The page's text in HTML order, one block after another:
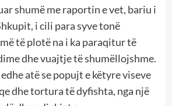
shumë me raportin e vet, bariu i
i cili para syve tonë
të plotë na i ka paraqitur të
dhe vuajtje të shumëllojshme.
atë se popujt e këtyre viseve
dhe tortura të dyfishta, nga një